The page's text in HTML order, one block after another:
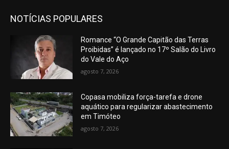
NOTÍCIAS POPULARES
Romance “O Grande Capitão das Terras
Proibidas” é lançado no 17º Salão do Livro
do Vale do Aço
agosto 7, 2026
Copasa mobiliza força-tarefa e drone
aquático para regularizar abastecimento
em Timóteo
agosto 7, 2026